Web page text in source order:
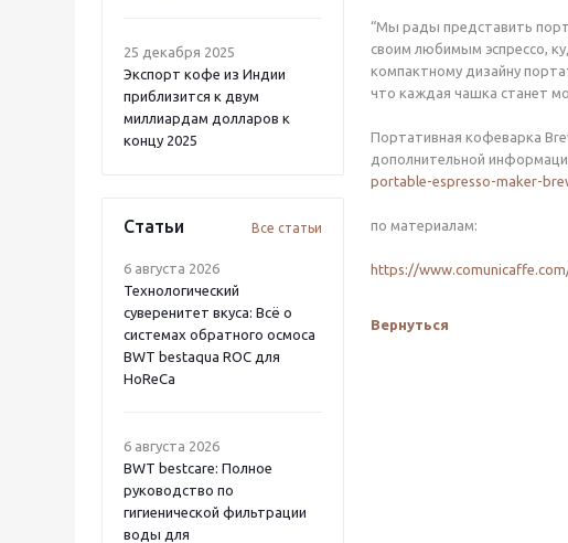
25 декабря 2025
Экспорт кофе из Индии
приблизится к двум
миллиардам долларов к
концу 2025
Статьи Все статьи
6 августа 2026
Технологический
суверенитет вкуса: Всё о
системах обратного осмоса
BWT bestaqua ROC для
HoReCa
6 августа 2026
BWT bestcare: Полное
руководство по
гигиенической фильтрации
воды для
“Мы рады представить
своим любимым эспрессо,
компактному дизайну
что каждая чашка станет
Портативная кофеварка
дополнительной
portable-espresso-maker-
по материалам:
https://
Вернуться